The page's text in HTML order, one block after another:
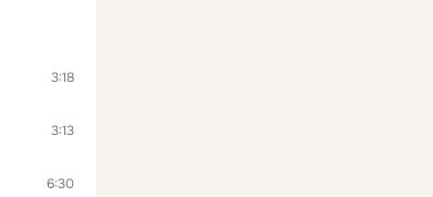
3:18
3:13
6:30